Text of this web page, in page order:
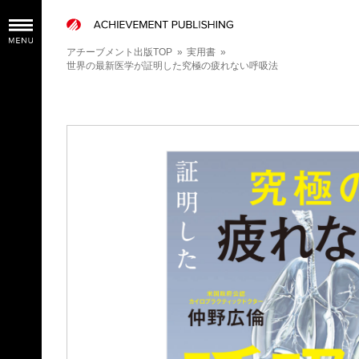
アチーブメント出版TOP» 実用書»
世界の最新医学が証明した究極の疲れない呼吸法